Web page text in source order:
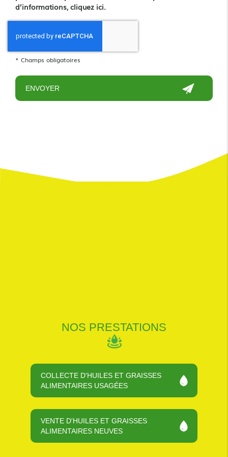
d’informations, cliquez ici.
* Champs obligatoires
NOS PRESTATIONS
COLLECTE D'HUILES ET GRAISSES
ALIMENTAIRES USAGÉES
VENTE D'HUILES ET GRAISSES
ALIMENTAIRES NEUVES